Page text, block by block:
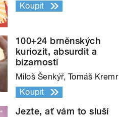
Koupit
100+24 brněnských
kuriozit, absurdit a
bizarností
Miloš Šenkýř, Tomáš Kremr
Koupit
Jezte, ať vám to sluší